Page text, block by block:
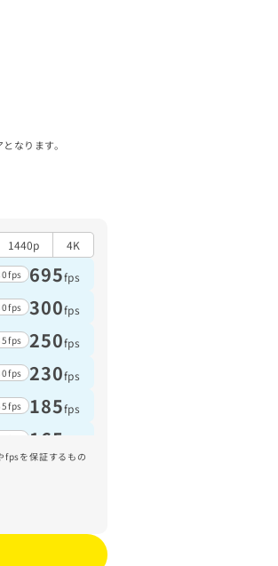
なります。
1440p
4K
695fps
300fps
250fps
230fps
185fps
165
115
fpsを保証するもの